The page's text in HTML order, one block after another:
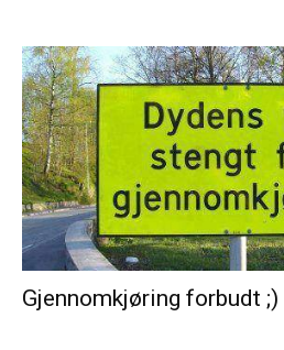
Gjennomkjøring forbudt ;)